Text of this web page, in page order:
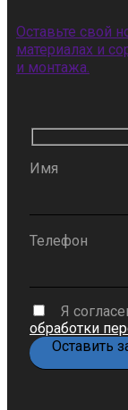
Оставьте свой
материалах и
и монтажа.
Имя
Телефон
Я
обработки